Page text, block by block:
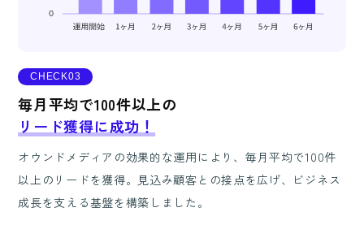
CHECK03
毎月平均で100件以上の
リード獲得に成功！
オウンドメディアの効果的な運用により、毎月平均で100件
以上のリードを獲得。見込み顧客との接点を広げ、ビジネス
成長を支える基盤を構築しました。